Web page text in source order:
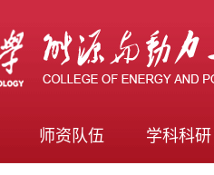
师资队伍 学科科研